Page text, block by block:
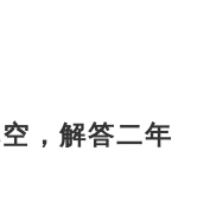
，解答二年